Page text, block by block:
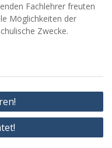
Fachlehrer freuten
Möglichkeiten der
Zwecke.